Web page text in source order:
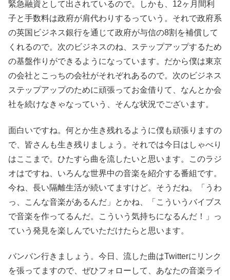
緊急融資として出されているので。しかも、12ヶ月間利
子と手数料は政府が肩代わりするっていう。それで政府系
の英国ビジネス銀行を通じて政府が与信の8割を補償して
くれるので。次のビジネスのね、ステップアップするため
の基盤作りができるようになっています。だから僕は東京
の会社とこっちの会社がそれぞれあるので。次のビジネス
ステップアップのために頑張ってお金借りて、なんとか会
社を続けなきゃなっていう、そんな状況でございます。
面白いですね。何とか生き残れるように僕も頑張りますの
で、皆さんも生き残りましょう。それでは今日はしゃべり
はここまで。ひたすら曲を流したいと思います。このラジ
オはですね、いろんな世界中の音楽を紹介する番組です。
今ね、長い隔離生活が続いてますけど。そうだね。「うわ
っ、こんな音楽があるんだ」とかね、「こういうバイブス
で音楽を作ってるんだ。こういう気持ちになるんだ！」っ
ていう発見を楽しんでいただけたらと思います。
バンバン行きましょう。今日、流した曲はTwitterにリンク
を張ってますので、ぜひフォローして、あなたの音楽ライ